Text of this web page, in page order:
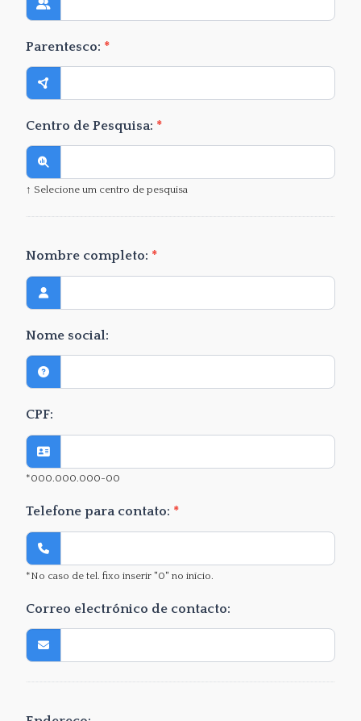
Parentesco: *
Centro de Pesquisa: *
↑ Selecione um centro de pesquisa
Nombre completo: *
Nome social:
CPF:
*000.000.000-00
Telefone para contato: *
*No caso de tel. fixo inserir "0" no início.
Correo electrónico de contacto: